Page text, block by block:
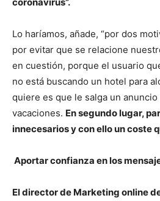
Lo haríamos, añade, “por dos
por evitar que se relacione
en cuestión, porque el usuario
no está buscando un hotel para
quiere es que le salga un
vacaciones. En segundo lugar,
innecesarios y con ello un coste
Aportar confianza en los
El director de Marketing online